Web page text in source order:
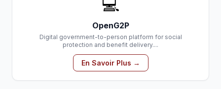
OpenG2P
Digital government-to-person platform for social
protection and benefit delivery....
En Savoir Plus →